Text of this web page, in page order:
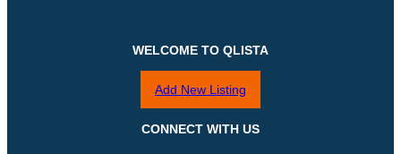
WELCOME TO QLISTA
Add New Listing
CONNECT WITH US